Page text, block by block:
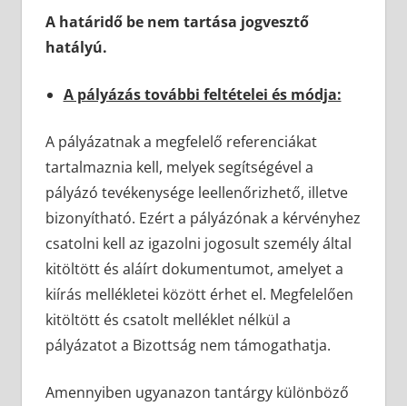
A határidő be nem tartása jogvesztő
hatályú.
A pályázás további feltételei és módja:
A pályázatnak a megfelelő referenciákat
tartalmaznia kell, melyek segítségével a
pályázó tevékenysége leellenőrizhető, illetve
bizonyítható. Ezért a pályázónak a kérvényhez
csatolni kell az igazolni jogosult személy által
kitöltött és aláírt dokumentumot, amelyet a
kiírás mellékletei között érhet el. Megfelelően
kitöltött és csatolt melléklet nélkül a
pályázatot a Bizottság nem támogathatja.
Amennyiben ugyanazon tantárgy különböző